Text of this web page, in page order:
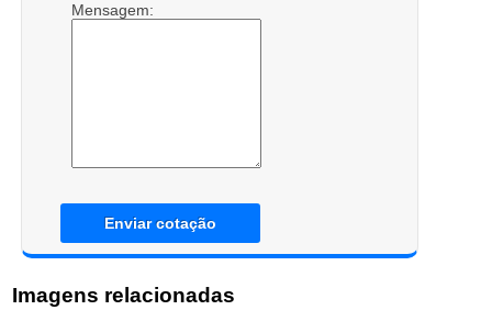
Mensagem:
Enviar cotação
Imagens relacionadas